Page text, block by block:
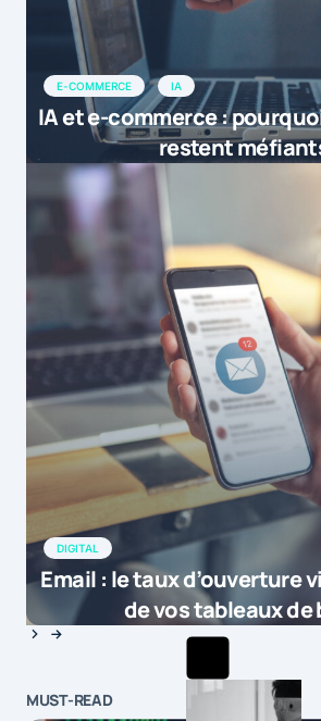
E-COMMERCE IA
IA et e-commerce :
restent
DIGITAL
Email : le taux d’ouverture
de vos tableaux de
MUST-READ